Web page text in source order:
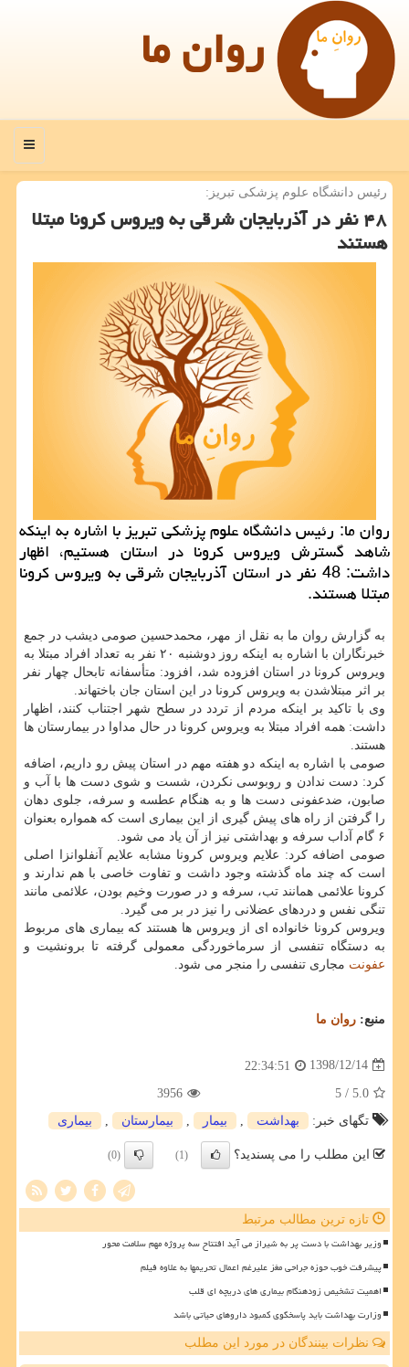
روان ما
منو
رئیس دانشگاه علوم پزشكی تبریز:
۴۸ نفر در آذربایجان شرقی به ویروس كرونا مبتلا
هستند
روان ما: رئیس دانشگاه علوم پزشكی تبریز با اشاره به اینكه
شاهد گسترش ویروس كرونا در استان هستیم، اظهار
داشت: 48 نفر در استان آذربایجان شرقی به ویروس كرونا
مبتلا هستند.
به گزارش روان ما به نقل از مهر، محمدحسین صومی دیشب در جمع
خبرنگاران با اشاره به اینكه روز دوشنبه ۲۰ نفر به تعداد افراد مبتلا به
ویروس كرونا در استان افزوده شد، افزود: متأسفانه تابحال چهار نفر
بر اثر مبتلاشدن به ویروس كرونا در این استان جان باختهاند.
وی با تاكید بر اینكه مردم از تردد در سطح شهر اجتناب كنند، اظهار
داشت: همه افراد مبتلا به ویروس كرونا در حال مداوا در بیمارستان ها
هستند.
صومی با اشاره به اینكه دو هفته مهم در استان پیش رو داریم، اضافه
كرد: دست ندادن و روبوسی نكردن، شست و شوی دست ها با آب و
صابون، ضدعفونی دست ها و به هنگام عطسه و سرفه، جلوی دهان
را گرفتن از راه های پیش گیری از این بیماری است كه همواره بعنوان
۶ گام آداب سرفه و بهداشتی نیز از آن یاد می شود.
صومی اضافه كرد: علایم ویروس كرونا مشابه علایم آنفلوانزا اصلی
است كه چند ماه گذشته وجود داشت و تفاوت خاصی با هم ندارند و
كرونا علائمی همانند تب، سرفه و در صورت وخیم بودن، علائمی مانند
تنگی نفس و دردهای عضلانی را نیز در بر می گیرد.
ویروس كرونا خانواده ای از ویروس ها هستند كه بیماری های مربوط
به دستگاه تنفسی از سرماخوردگی معمولی گرفته تا برونشیت و
عفونت مجاری تنفسی را منجر می شود.
منبع: روان ما
1398/12/14
22:34:51
5.0
/ 5
3956
تگهای خبر:
بهداشت بیمار بیمارستان بیماری
این مطلب را می پسندید؟ (1)
(0)
تازه ترین مطالب مرتبط
وزیر بهداشت با دست پر به شیراز می آید افتتاح سه پروژه مهم سلامت محور
پیشرفت خوب حوزه جراحی مغز علیرغم اعمال تحریمها به علاوه فیلم
اهمیت تشخیص زودهنگام بیماری های دریچه ای قلب
وزارت بهداشت باید پاسخگوی کمبود داروهای حیاتی باشد
نظرات بینندگان در مورد این مطلب